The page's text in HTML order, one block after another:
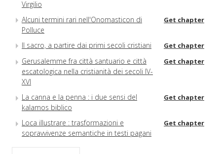
Virgilio
Alcuni termini rari nell'Onomasticon di
Polluce
Get chapter
Il sacro, a partire dai primi secoli cristiani Get chapter
Gerusalemme fra città santuario e città
escatologica nella cristianità dei secoli IV-
XVI
Get chapter
La canna e la penna : i due sensi del
kalamos biblico
Get chapter
Loca illustrare : trasformazioni e
sopravvivenze semantiche in testi pagani
Get chapter